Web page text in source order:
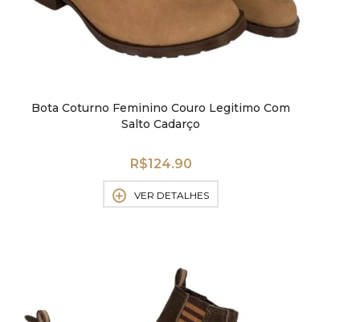
Bota Coturno Feminino Couro Legitimo Com
Salto Cadarço
R$124.90
VER DETALHES